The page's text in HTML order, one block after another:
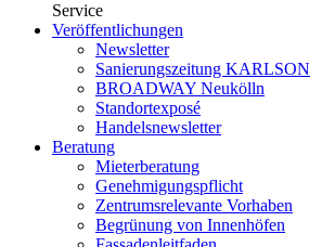
Service
Veröffentlichungen
Newsletter
Sanierungszeitung KARLSON
BROADWAY Neukölln
Standortexposé
Handelsnewsletter
Beratung
Mieterberatung
Genehmigungspflicht
Zentrumsrelevante Vorhaben
Begrünung von Innenhöfen